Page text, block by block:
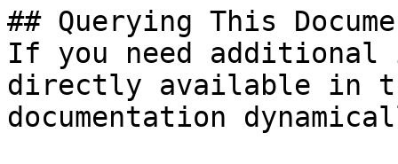
## Querying This
If you need
directly available in
documentation